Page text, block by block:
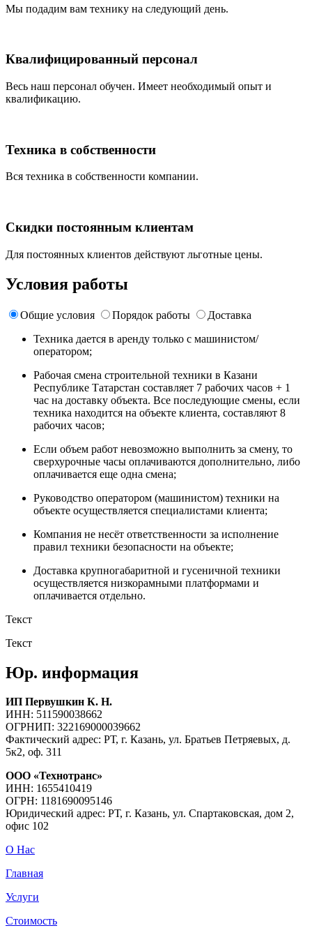
Мы подадим вам технику на следующий день.
Квалифицированный персонал
Весь наш персонал обучен. Имеет необходимый опыт и
квалификацию.
Техника в собственности
Вся техника в собственности компании.
Скидки постоянным клиентам
Для постоянных клиентов действуют льготные цены.
Условия работы
Общие условия Порядок работы
Доставка
Техника дается в аренду только с машинистом/
оператором;
Рабочая смена строительной техники в Казани
Республике Татарстан составляет 7 рабочих часов + 1
час на доставку объекта. Все последующие смены, если
техника находится на объекте клиента, составляют 8
рабочих часов;
Если объем работ невозможно выполнить за смену, то
сверхурочные часы оплачиваются дополнительно, либо
оплачивается еще одна смена;
Руководство оператором (машинистом) техники на
объекте осуществляется специалистами клиента;
Компания не несёт ответственности за исполнение
правил техники безопасности на объекте;
Доставка крупногабаритной и гусеничной техники
осуществляется низкорамными платформами и
оплачивается отдельно.
Текст
Текст
Юр. информация
ИП Первушкин К. Н.
ИНН: 511590038662
ОГРНИП: 322169000039662
Фактический адрес: РТ, г. Казань, ул. Братьев Петряевых, д.
5к2, оф. 311
ООО «Технотранс»
ИНН: 1655410419
ОГРН: 1181690095146
Юридический адрес: РТ, г. Казань, ул. Спартаковская, дом 2,
офис 102
О Нас
Главная
Услуги
Стоимость